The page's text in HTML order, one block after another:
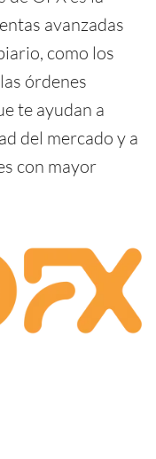
avanzadas
como los
órdenes
te ayudan a
del mercado y a
con mayor